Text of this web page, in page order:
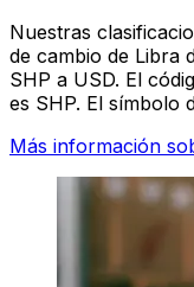
Nuestras
de cambio de Libra
SHP a USD. El
es SHP. El símbolo
Más información